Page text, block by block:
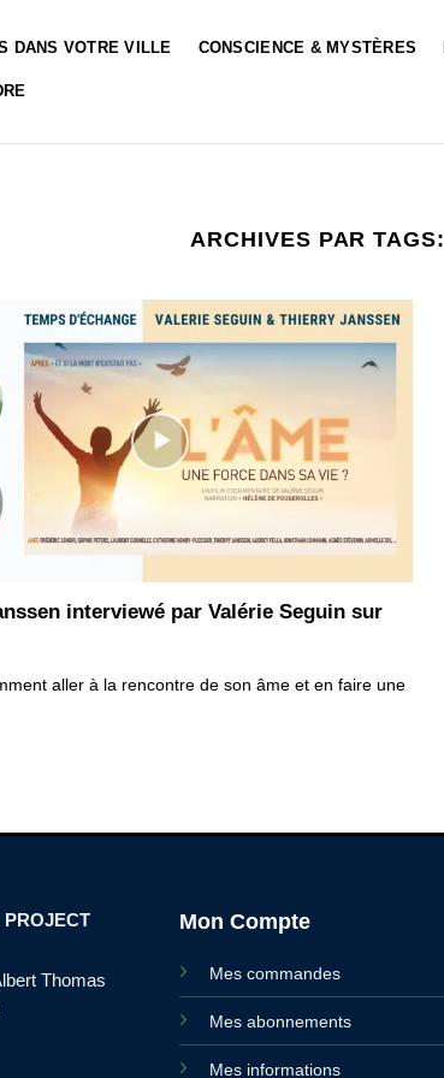
DANS VOTRE VILLE CONSCIENCE & MYSTÈRES
ARCHIVES PAR TAGS:
interviewé par Valérie Seguin sur
aller à la rencontre de son âme et en faire une
Thomas
Mon Compte
Mes commandes
Mes abonnements
Mes informations